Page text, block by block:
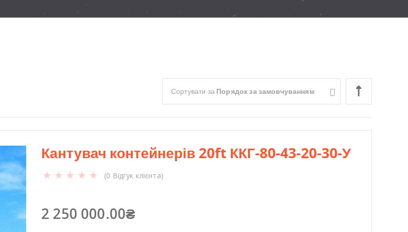
Сортувати за Порядок за замовчуванням
Кантувач контейнерів 20ft ККГ-80-43-20-30-У
(0 Відгук клієнта)
2 250 000.00₴